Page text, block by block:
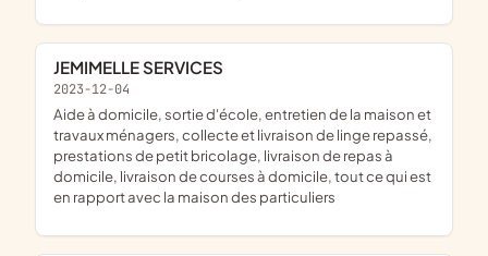
JEMIMELLE SERVICES
2023-12-04
aide à domicile, sortie d'école, entretien de la maison et
travaux ménagers, collecte et livraison de linge repassé,
prestations de petit bricolage, livraison de repas à
domicile, livraison de courses à domicile, tout ce qui est
en rapport avec la maison des particuliers